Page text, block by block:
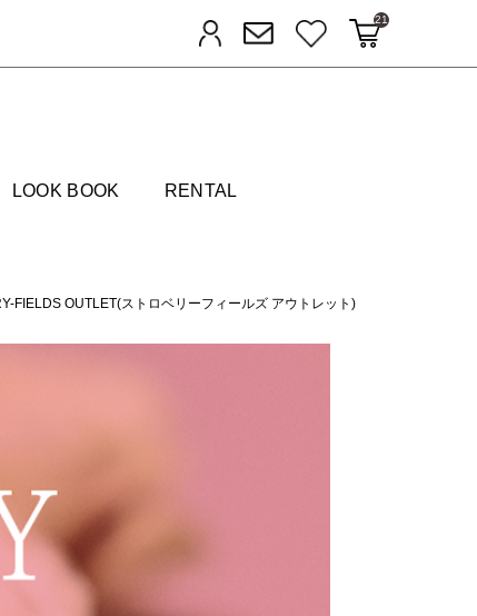
ログイン メルマガ登録お気に入りカートに入れる
21
LOOK BOOK RENTAL
FIELDS OUTLET(ストロベリーフィールズ アウトレット)